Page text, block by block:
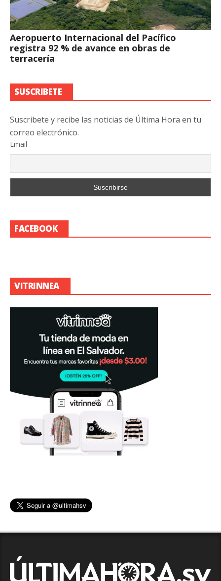
Aeropuerto Internacional del Pacífico
registra 92 % de avance en obras de
terracería
SUSCRIBETE
Suscribete y recibe las noticias de Última Hora en tu
correo electrónico.
Email
FACEBOOK
VITRINNEA